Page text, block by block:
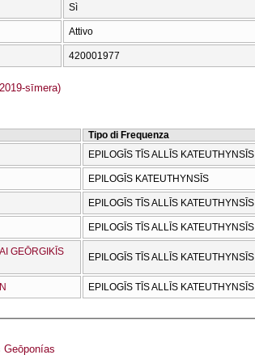
Sì
Attivo
420001977
sīmera)
Tipo di Frequenza
EPILOGĪS TĪS ALLĪS KATEUTHYNSĪS
EPILOGĪS KATEUTHYNSĪS
EPILOGĪS TĪS ALLĪS KATEUTHYNSĪS
EPILOGĪS TĪS ALLĪS KATEUTHYNSĪS
GEŌRGIKĪS
EPILOGĪS TĪS ALLĪS KATEUTHYNSĪS
EPILOGĪS TĪS ALLĪS KATEUTHYNSĪS
Geōponías